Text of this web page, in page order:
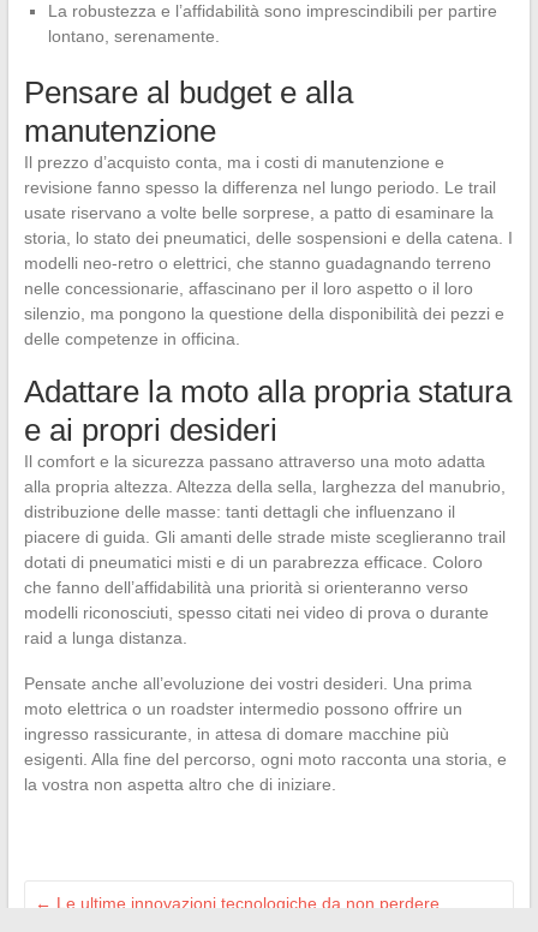
La robustezza e l’affidabilità sono imprescindibili per partire
lontano, serenamente.
Pensare al budget e alla
manutenzione
Il prezzo d’acquisto conta, ma i costi di manutenzione e
revisione fanno spesso la differenza nel lungo periodo. Le trail
usate riservano a volte belle sorprese, a patto di esaminare la
storia, lo stato dei pneumatici, delle sospensioni e della catena. I
modelli neo-retro o elettrici, che stanno guadagnando terreno
nelle concessionarie, affascinano per il loro aspetto o il loro
silenzio, ma pongono la questione della disponibilità dei pezzi e
delle competenze in officina.
Adattare la moto alla propria statura
e ai propri desideri
Il comfort e la sicurezza passano attraverso una moto adatta
alla propria altezza. Altezza della sella, larghezza del manubrio,
distribuzione delle masse: tanti dettagli che influenzano il
piacere di guida. Gli amanti delle strade miste sceglieranno trail
dotati di pneumatici misti e di un parabrezza efficace. Coloro
che fanno dell’affidabilità una priorità si orienteranno verso
modelli riconosciuti, spesso citati nei video di prova o durante
raid a lunga distanza.
Pensate anche all’evoluzione dei vostri desideri. Una prima
moto elettrica o un roadster intermedio possono offrire un
ingresso rassicurante, in attesa di domare macchine più
esigenti. Alla fine del percorso, ogni moto racconta una storia, e
la vostra non aspetta altro che di iniziare.
← Le ultime innovazioni tecnologiche da non perdere